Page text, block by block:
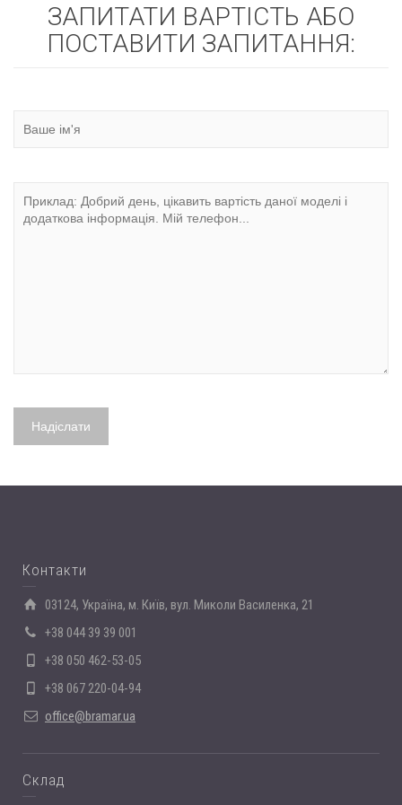
ЗАПИТАТИ ВАРТІСТЬ АБО
ПОСТАВИТИ ЗАПИТАННЯ:
Контакти
03124, Україна, м. Київ, вул. Миколи Василенка, 21
+38 044 39 39 001
+38 050 462-53-05
+38 067 220-04-94
office@bramar.ua
Склад